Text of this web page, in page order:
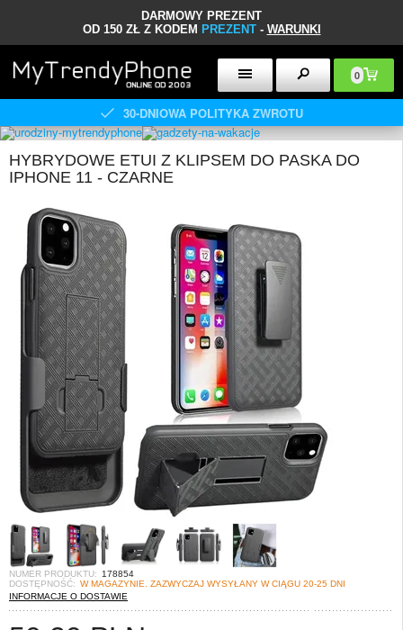
DARMOWY PREZENT
OD 150 ZŁ Z KODEM PREZENT- WARUNKI
0
30-DNIOWA POLITYKA ZWROTU
HYBRYDOWE ETUI Z KLIPSEM DO PASKA DO
IPHONE 11 - CZARNE
NUMER PRODUKTU:
178854
DOSTĘPNOŚĆ: W MAGAZYNIE. ZAZWYCZAJ WYSYŁANY W CIĄGU 20-25 DNI
INFORMACJE O DOSTAWIE